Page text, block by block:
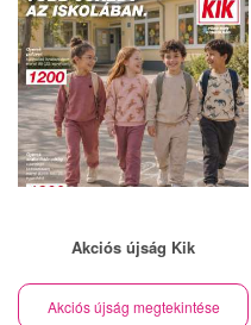
Akciós újság Kik
Akciós újság megtekintése